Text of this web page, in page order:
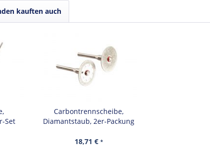
kauften auch
Set
Carbontrennscheibe,
Diamantstaub, 2er-Packung
18,71 € *